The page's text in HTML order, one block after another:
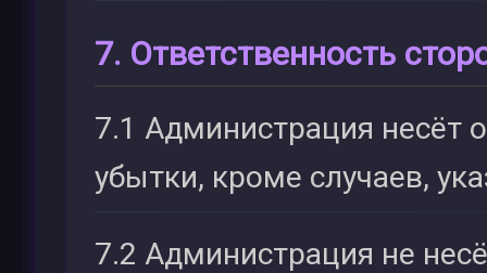
7. Ответственность
7.1 Администрация несёт
убытки, кроме случаев,
7.2 Администрация не